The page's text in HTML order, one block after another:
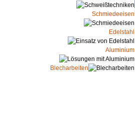
Schmiedeeisen
Edelstahl
Aluminium
Blecharbeiten